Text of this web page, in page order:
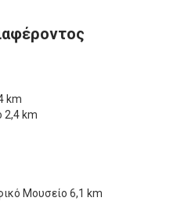
km
2,4 km
Μουσείο 6,1 km